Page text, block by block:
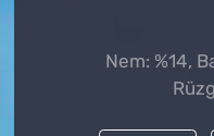
Nem: %14,